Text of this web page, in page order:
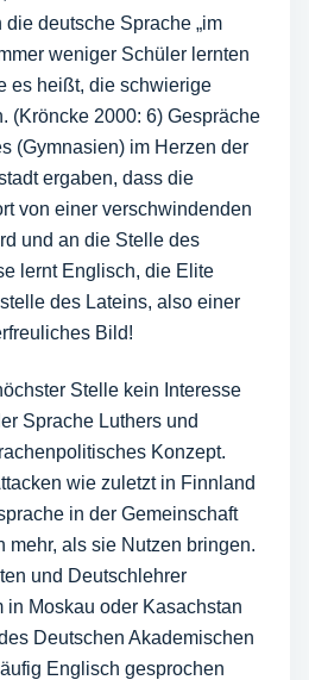
deutsche Sprache „im
weniger Schüler lernten
es heißt, die schwierige
(Kröncke 2000: 6) Gespräche
(Gymnasien) im Herzen der
ergaben, dass die
von einer verschwindenden
und an die Stelle des
lernt Englisch, die Elite
des Lateins, also einer
Bild!
Stelle kein Interesse
Sprache Luthers und
Konzept.
wie zuletzt in Finnland
in der Gemeinschaft
mehr, als sie Nutzen bringen.
und Deutschlehrer
in Moskau oder Kasachstan
Deutschen Akademischen
Englisch gesprochen